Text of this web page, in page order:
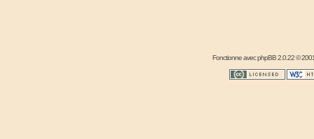
Fonctionne avecphpBB2.0.22 ©